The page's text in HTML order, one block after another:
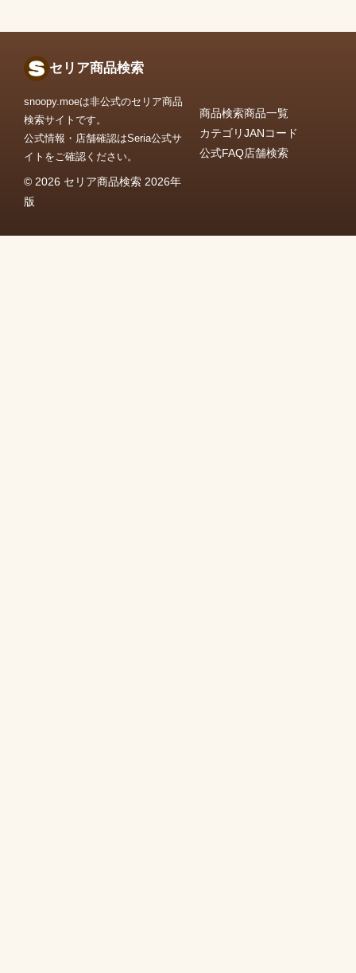
セリア商品検索
snoopy.moeは非公式のセリア商品
検索サイトです。
公式情報・店舗確認はSeria公式サ
イトをご確認ください。
© 2026 セリア商品検索 2026年
版
商品検索商品一覧
カテゴリJANコード
公式FAQ店舗検索